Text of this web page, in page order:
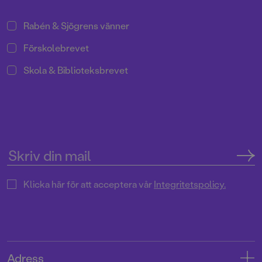
Rabén & Sjögrens vänner
Förskolebrevet
Skola & Biblioteksbrevet
Klicka här för att acceptera vårIntegritetspolicy.
Adress